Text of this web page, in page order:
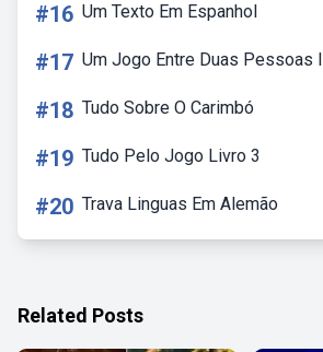
#16 Um Texto Em Espanhol
#17 Um Jogo Entre Duas Pessoas
#18 Tudo Sobre O Carimbó
#19 Tudo Pelo Jogo Livro 3
#20 Trava Linguas Em Alemão
Related Posts